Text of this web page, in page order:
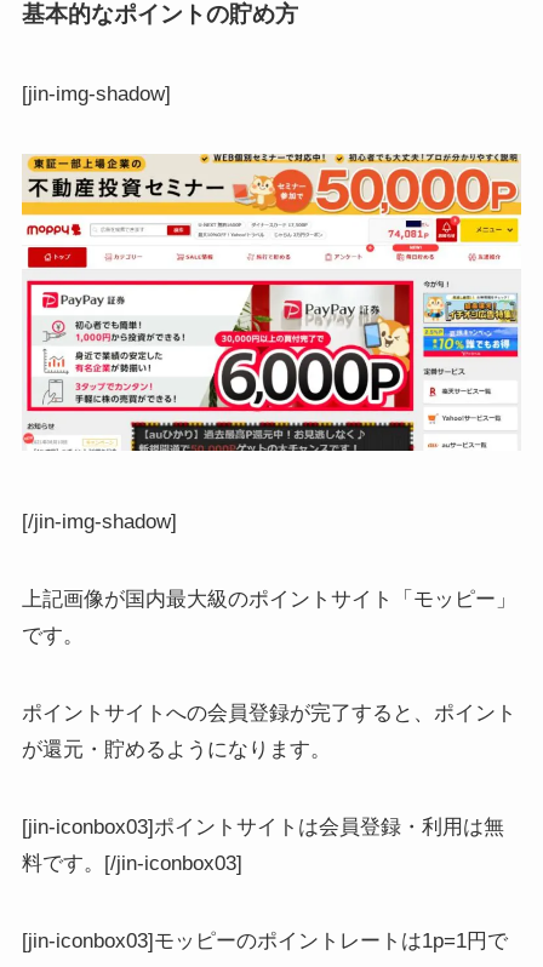
基本的なポイントの貯め方
[jin-img-shadow]
[/jin-img-shadow]
上記画像が国内最大級のポイントサイト「モッピー」
です。
ポイントサイトへの会員登録が完了すると、ポイント
が還元・貯めるようになります。
[jin-iconbox03]ポイントサイトは会員登録・利用は無
料です。[/jin-iconbox03]
[jin-iconbox03]モッピーのポイントレートは1p=1円で